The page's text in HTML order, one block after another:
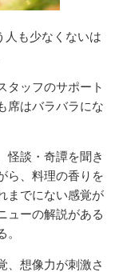
も少なくないは
タッフのサポート
席はバラバラにな
怪談・奇譚を聞き
ら、料理の香りを
までにない感覚が
ューの解説がある
、想像力が刺激さ